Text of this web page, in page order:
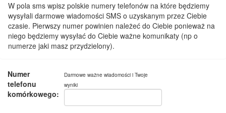
W pola sms wpisz polskie numery telefonów na które będziemy
wysyłali darmowe wiadomości SMS o uzyskanym przez Ciebie
czasie. Pierwszy numer powinien należeć do Ciebie ponieważ na
niego będziemy wysyłać do Ciebie ważne komunikaty (np o
numerze jaki masz przydzielony).
Numer
telefonu
komórkowego:
Darmowe ważne wiadomości i Twoje
wyniki